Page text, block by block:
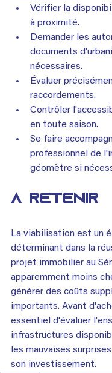
Vérifier la
à proximité.
Demander les
documents
nécessaires.
Évaluer
raccordements.
Contrôler
en toute saison.
Se faire
professionnel de
géomètre si
À retenir
La viabilisation est un
déterminant dans la
projet immobilier au
apparemment moins
générer des coûts
importants. Avant
essentiel d'évaluer
infrastructures
les mauvaises
son investissement.